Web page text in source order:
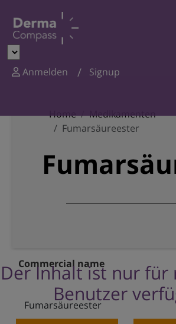
Anmelden Signup
Home
Medikamenten
Fumarsäureester
Der Inhalt ist nur für
Benutzer
Commercial name
Fumarsäureester